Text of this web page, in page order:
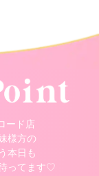
ード店
様方の
本日も
ってます♡